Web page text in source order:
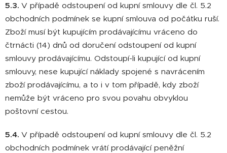
5.3. V případě odstoupení od kupní smlouvy dle čl. 5.2
obchodních podmínek se kupní smlouva od počátku ruší.
Zboží musí být kupujícím prodávajícímu vráceno do
čtrnácti (14) dnů od doručení odstoupení od kupní
smlouvy prodávajícímu. Odstoupí-li kupující od kupní
smlouvy, nese kupující náklady spojené s navrácením
zboží prodávajícímu, a to i v tom případě, kdy zboží
nemůže být vráceno pro svou povahu obvyklou
poštovní cestou.
5.4. V případě odstoupení od kupní smlouvy dle čl. 5.2
obchodních podmínek vrátí prodávající peněžní